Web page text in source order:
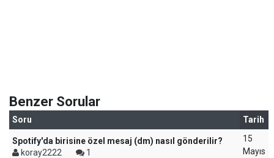
Benzer Sorular
Soru Tarih
Spotify'da birisine özel mesaj (dm) nasıl gönderilir?
koray2222
1
15
Mayıs